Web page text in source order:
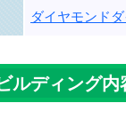
ダイヤモンド
ルディング内